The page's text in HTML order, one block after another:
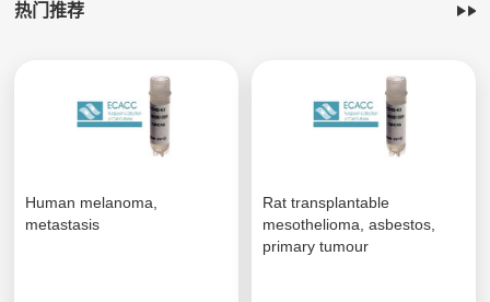
热门推荐
Human melanoma,
metastasis
Rat transplantable
mesothelioma, asbestos,
primary tumour